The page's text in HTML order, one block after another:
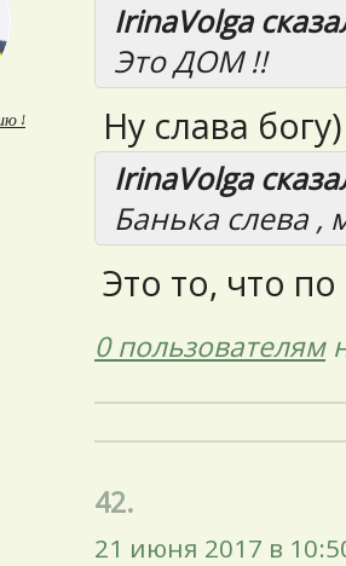
↓
IrinaVolga
Это ДОМ !!
Ну слава богу)
IrinaVolga
Банька слева ,
Это то, что
0 пользователям
42.
21 июня 2017 в